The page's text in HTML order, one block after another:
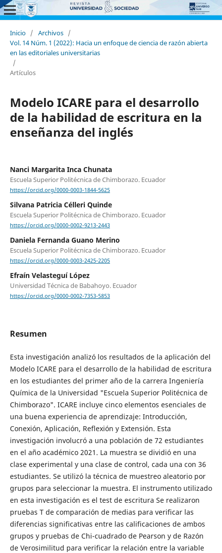
Inicio / Archivos /
Vol. 14 Núm. 1 (2022): Hacia un enfoque de ciencia de razón abierta
en las editoriales universitarias
/
Artículos
Modelo ICARE para el desarrollo
de la habilidad de escritura en la
enseñanza del inglés
Nanci Margarita Inca Chunata
Escuela Superior Politécnica de Chimborazo. Ecuador
https://orcid.org/0000-0003-1844-5625
Silvana Patricia Célleri Quinde
Escuela Superior Politécnica de Chimborazo. Ecuador
https://orcid.org/0000-0002-9213-2443
Daniela Fernanda Guano Merino
Escuela Superior Politécnica de Chimborazo. Ecuador
https://orcid.org/0000-0003-2425-2205
Efraín Velasteguí López
Universidad Técnica de Babahoyo. Ecuador
https://orcid.org/0000-0002-7353-5853
Resumen
Esta investigación analizó los resultados de la aplicación del
Modelo ICARE para el desarrollo de la habilidad de escritura
en los estudiantes del primer año de la carrera Ingeniería
Química de la Universidad "Escuela Superior Politécnica de
Chimborazo". ICARE incluye cinco elementos esenciales de
una buena experiencia de aprendizaje: Introducción,
Conexión, Aplicación, Reflexión y Extensión. Esta
investigación involucró a una población de 72 estudiantes
en el año académico 2021. La muestra se dividió en una
clase experimental y una clase de control, cada una con 36
estudiantes. Se utilizó la técnica de muestreo aleatorio por
grupos para seleccionar la muestra. El instrumento utilizado
en esta investigación es el test de escritura Se realizaron
pruebas T de comparación de medias para verificar las
diferencias significativas entre las calificaciones de ambos
grupos y pruebas de Chi-cuadrado de Pearson y de Razón
de Verosimilitud para verificar la relación entre la variable